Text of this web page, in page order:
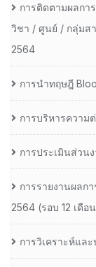
การติดตามผลกา
วิชา / ศูนย์ / กลุ่มส
2564
การนำทฤษฎี
การบริหารความ
การประเมินส่วน
การรายงานผลก
2564 (รอบ 12 เดือ
การวิเคราะห์แล